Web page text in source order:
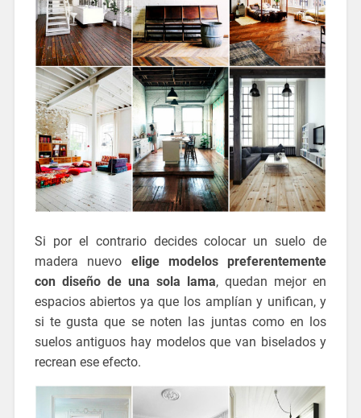
Si por el contrario decides colocar un suelo de
madera nuevo elige modelos preferentemente
con diseño de una sola lama, quedan mejor en
espacios abiertos ya que los amplían y unifican, y
si te gusta que se noten las juntas como en los
suelos antiguos hay modelos que van biselados y
recrean ese efecto.